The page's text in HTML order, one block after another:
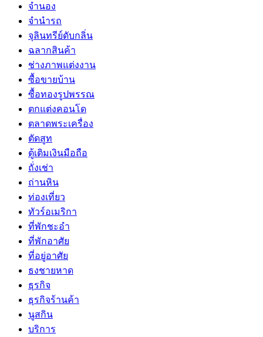
จำนอง
จำนำรถ
จุลินทรีย์ดับกลิ่น
ฉลากสินค้า
ช่างภาพแต่งงาน
ซื้อขายบ้าน
ซื้อทองรูปพรรณ
ตกแต่งคอนโด
ตลาดพระเครื่อง
ตัดสูท
ตู้เติมเงินมือถือ
ถั่งเช่า
ถ่านหิน
ท่องเที่ยว
ทัวร์อเมริกา
ที่พักชะอำ
ที่พักอาศัย
ที่อยู่อาศัย
ธงชายหาด
ธุรกิจ
ธุรกิจร้านค้า
นูสกิน
บริการ